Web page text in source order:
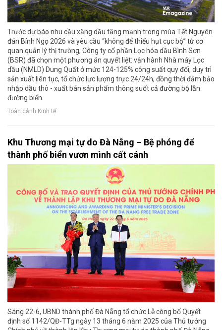
Trước dự báo nhu cầu xăng dầu tăng mạnh trong mùa Tết Nguyên
đán Bính Ngọ 2026 và yêu cầu “không để thiếu hụt cục bộ” từ cơ
quan quản lý thị trường, Công ty cổ phần Lọc hóa dầu Bình Sơn
(BSR) đã chọn một phương án quyết liệt: vận hành Nhà máy Lọc
dầu (NMLD) Dung Quất ở mức 124-125% công suất quy đổi, duy trì
sản xuất liên tục, tổ chức lực lượng trực 24/24h, đồng thời đảm bảo
nhập dầu thô - xuất bán sản phẩm thông suốt cả đường bộ lẫn
đường biển.
Toàn cảnh Kinh tế
Khu Thương mại tự do Đà Nẵng – Bệ phóng để
thành phố biển vươn mình cất cánh
Sáng 22-6, UBND thành phố Đà Nẵng tổ chức Lễ công bố Quyết
định số 1142/QĐ-TTg ngày 13 tháng 6 năm 2025 của Thủ tướng